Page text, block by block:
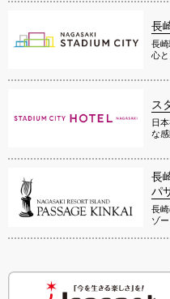
長
長
心
ス
日
な
長
パ
長
ゾ